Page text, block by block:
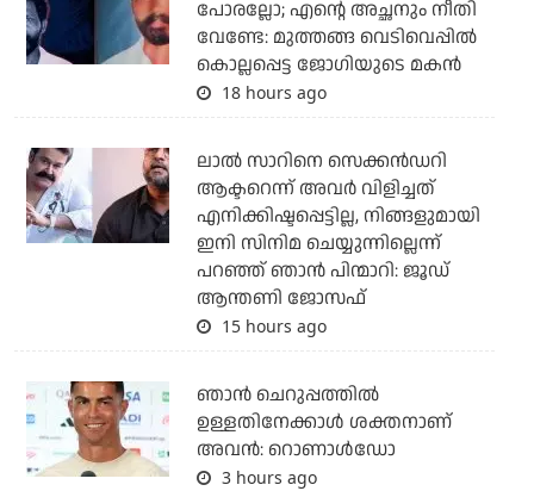
പോരല്ലോ; എന്റെ അച്ഛനും നീതി
വേണ്ടേ: മുത്തങ്ങ വെടിവെപ്പില്‍
കൊല്ലപ്പെട്ട ജോഗിയുടെ മകന്‍
18 hours ago
ലാല്‍ സാറിനെ സെക്കന്‍ഡറി
ആക്ടറെന്ന് അവര്‍ വിളിച്ചത്
എനിക്കിഷ്ടപ്പെട്ടില്ല, നിങ്ങളുമായി
ഇനി സിനിമ ചെയ്യുന്നില്ലെന്ന്
പറഞ്ഞ് ഞാന്‍ പിന്മാറി: ജൂഡ്
ആന്തണി ജോസഫ്
15 hours ago
ഞാന്‍ ചെറുപ്പത്തില്‍
ഉള്ളതിനേക്കാള്‍ ശക്തനാണ്
അവന്‍: റൊണാള്‍ഡോ
3 hours ago